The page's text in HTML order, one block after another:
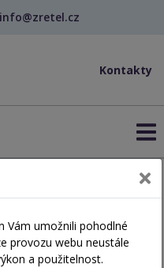
info@zretel.cz
Kontakty
404
Vám umožnili pohodlné
provozu webu neustále
a použitelnost.